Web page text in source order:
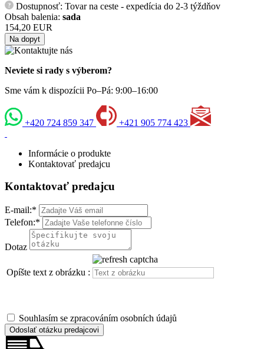
?
Dostupnosť: Tovar na ceste - expedícia do 2-3 týždňov
Obsah balenia: sada
154,20 EUR
Na dopyt
Neviete si rady s výberom?
Sme vám k dispozícii Po–Pá: 9:00–16:00
+420 724 859 347 +421 905 774 423
Informácie o produkte
Kontaktovať predajcu
Kontaktovať predajcu
E-mail:*
Telefon:*
Dotaz
Opíšte text z obrázku :
Souhlasím se zpracováním osobních údajů
Odoslať otázku predajcovi